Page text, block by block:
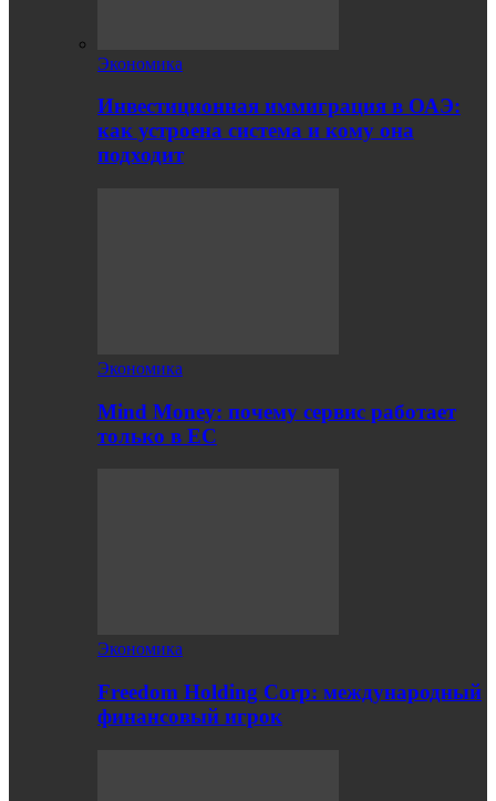
Экономика
Инвестиционная иммиграция в ОАЭ:
как устроена система и кому она
подходит
Экономика
Mind Money: почему сервис работает
только в ЕС
Экономика
Freedom Holding Corp: международный
финансовый игрок